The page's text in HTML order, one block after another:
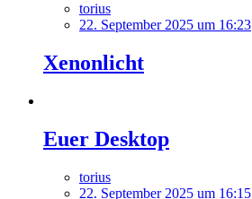
torius
22. September 2025 um 16:23
Xenonlicht
Euer Desktop
torius
22. September 2025 um 16:15